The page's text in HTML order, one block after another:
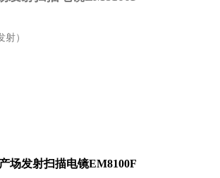
）
场发射扫描电镜EM8100F